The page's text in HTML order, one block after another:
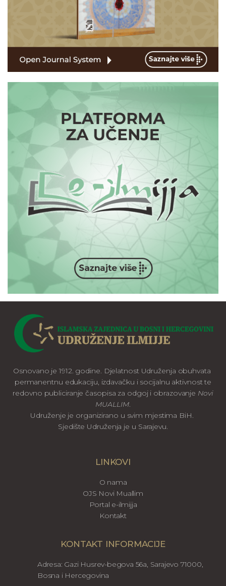
Osnovano je 1912. godine. Djelatnost Udruženja obuhvata
permanentnu edukaciju, izdavačku i socijalnu aktivnost te
redovno publiciranje časopisa za odgoj i obrazovanje Novi
MUALLIM.
Udruženje je organizirano u svim mjestima BiH.
Sjedište Udruženja je u Sarajevu.
LINKOVI
O nama
OJS Novi Muallim
Portal e-ilmijja
Kontakt
KONTAKT INFORMACIJE
Adresa: Gazi Husrev-begova 56a, Sarajevo 71000,
Bosna i Hercegovina